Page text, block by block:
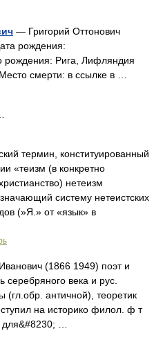
— Григорий Оттонович
рождения:
рождения: Рига, Лифляндия
смерти: в ссылке в …
термин, конституированный
«теизм (в конкретно
нетеизм
систему нетеистских
(»Я.» от «язык» в
(1866 1949) поэт и
серебряного века и рус.
(гл.обр. античной), теоретик
на историко филол. ф т
…